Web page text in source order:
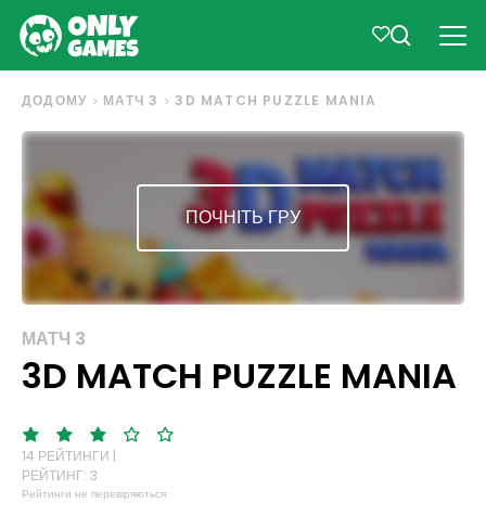
ДОДОМУ МАТЧ 3 3D MATCH PUZZLE MANIA
ПОЧНІТЬ ГРУ
МАТЧ 3
3D MATCH PUZZLE MANIA
14 РЕЙТИНГИ |
РЕЙТИНГ: 3
Рейтинги не перевіряються